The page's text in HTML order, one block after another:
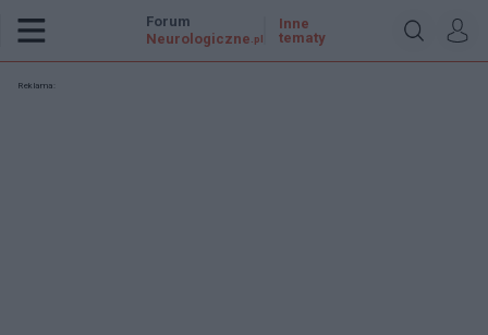
Forum
Neurologiczne .pl
Inne
tematy
Reklama: